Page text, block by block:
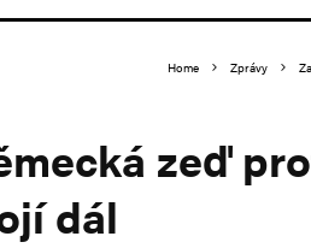
Home Zprávy
zeď
dál